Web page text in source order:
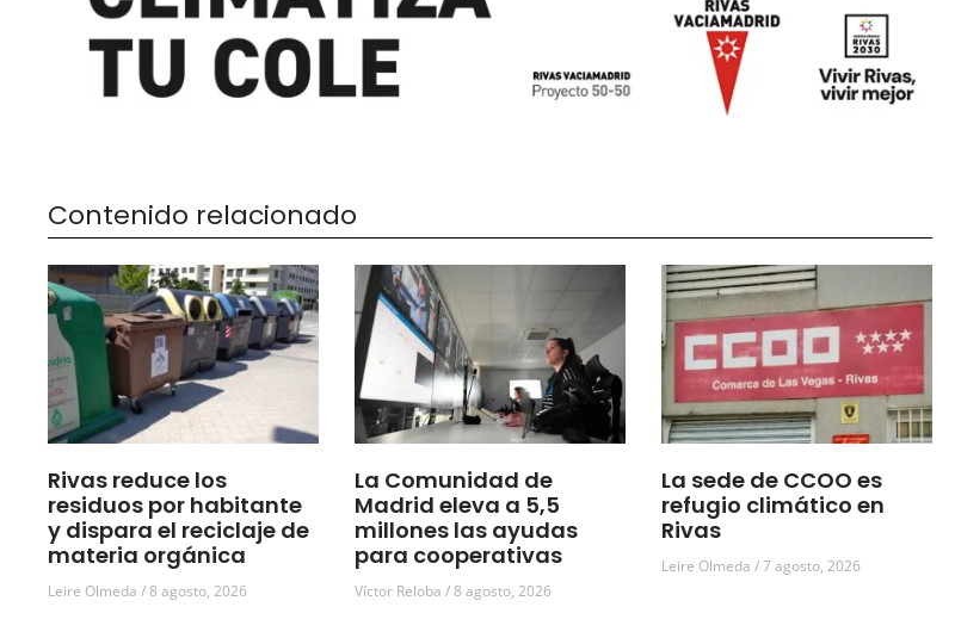
Contenido relacionado
Rivas reduce los
residuos por habitante
y dispara el reciclaje de
materia orgánica
Leire Olmeda 8 agosto, 2026
La Comunidad de
Madrid eleva a 5,5
millones las ayudas
para cooperativas
Víctor Reloba 8 agosto, 2026
La sede de CCOO es
refugio climático en
Rivas
Leire Olmeda 7 agosto, 2026